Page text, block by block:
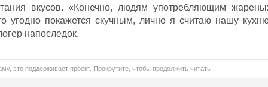
вкусов. «Конечно, людям употребляющим
угодно покажется скучным, лично я считаю нашу
напоследок.
это поддерживает проект. Прокрутите, чтобы продолжить читать